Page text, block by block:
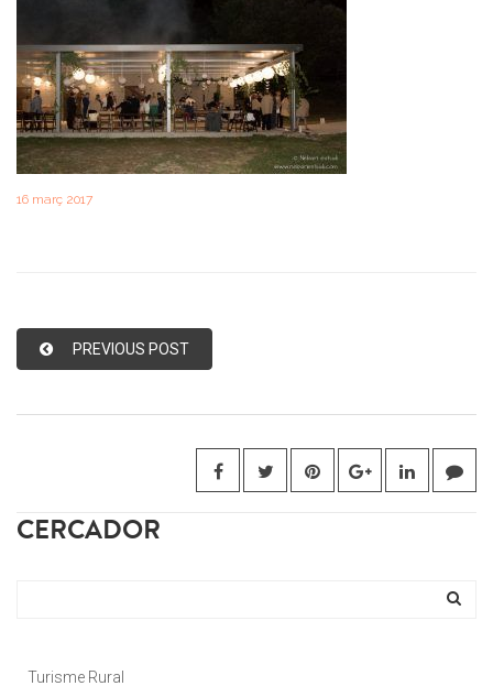
16 març 2017
PREVIOUS POST
CERCADOR
Turisme Rural